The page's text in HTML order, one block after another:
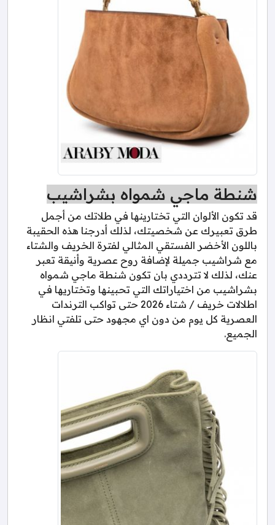
شنطة ماجي شمواه بشراشيب
قد تكون الألوان التي تختارينها في طلاتك من أجمل
طرق تعبيرك عن شخصيتك، لذلك أدرجنا هذه الحقيبة
باللون الأخضر الفستقي المثالي لفترة الخريف والشتاء
مع شراشيب جميلة لإضافة روح عصرية وأنيقة تعبر
عنك، لذلك لا تترددي بان تكون شنطة ماجي شمواه
بشراشيب من اختياراتك التي تحبينها وتختاريها في
اطلالات خريف / شتاء 2026 حتى تواكب الترندات
العصرية كل يوم من دون اي مجهود حتى تلفتي انظار
الجميع.